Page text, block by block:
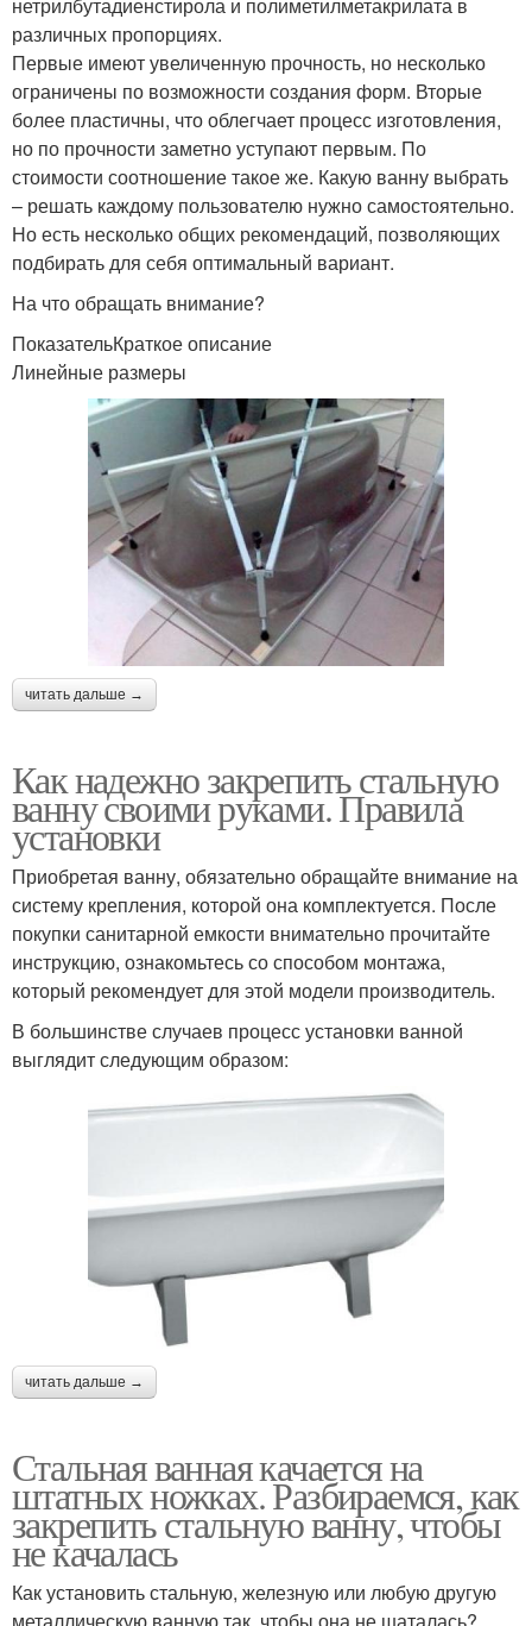
нетрилбутадиенстирола и полиметилметакрилата в
различных пропорциях.
Первые имеют увеличенную прочность, но несколько
ограничены по возможности создания форм. Вторые
более пластичны, что облегчает процесс изготовления,
но по прочности заметно уступают первым. По
стоимости соотношение такое же. Какую ванну выбрать
– решать каждому пользователю нужно самостоятельно.
Но есть несколько общих рекомендаций, позволяющих
подбирать для себя оптимальный вариант.
На что обращать внимание?
ПоказательКраткое описание
Линейные размеры
читать дальше →
Как надежно закрепить стальную
ванну своими руками. Правила
установки
Приобретая ванну, обязательно обращайте внимание на
систему крепления, которой она комплектуется. После
покупки санитарной емкости внимательно прочитайте
инструкцию, ознакомьтесь со способом монтажа,
который рекомендует для этой модели производитель.
В большинстве случаев процесс установки ванной
выглядит следующим образом:
читать дальше →
Стальная ванная качается на
штатных ножках. Разбираемся, как
закрепить стальную ванну, чтобы
не качалась
Как установить стальную, железную или любую другую